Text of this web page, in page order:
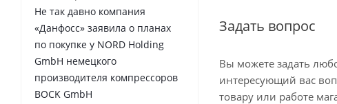
Задать вопрос
Вы можете задать
интересующий вас
товару или работе
Не так давно компания
«Данфосс» заявила о планах
по покупке у NORD Holding
GmbH немецкого
производителя компрессоров
BOCK GmbH